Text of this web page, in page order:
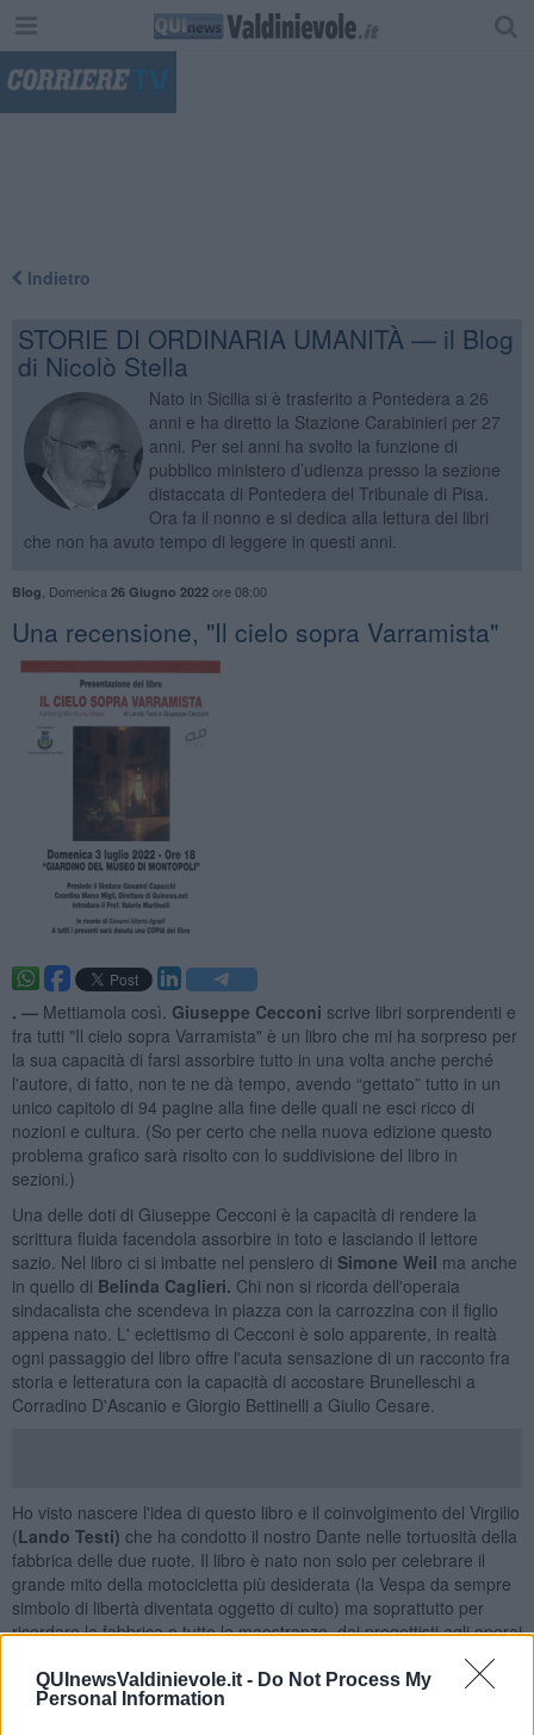
QUInewsValdinievole.it - Do Not Process My
Personal Information
Indietro
STORIE DI ORDINARIA UMANITÀ — il Blog
di Nicolò Stella
Nato in Sicilia si è trasferito a Pontedera a 26
anni e ha diretto la Stazione Carabinieri per 27
anni. Per sei anni ha svolto la funzione di
pubblico ministero d’udienza presso la sezione
distaccata di Pontedera del Tribunale di Pisa.
Ora fa il nonno e si dedica alla lettura dei libri
che non ha avuto tempo di leggere in questi anni.
Blog Domenica 26 Giugno 2022ore 08:00
Una recensione, "Il cielo sopra Varramista"
. — Mettiamola così. Giuseppe Cecconi scrive libri sorprendenti e
fra tutti "Il cielo sopra Varramista" è un libro che mi ha sorpreso per
la sua capacità di farsi assorbire tutto in una volta anche perché
l'autore, di fatto, non te ne dà tempo, avendo “gettato” tutto in un
unico capitolo di 94 pagine alla fine delle quali ne esci ricco di
nozioni e cultura. (So per certo che nella nuova edizione questo
problema grafico sarà risolto con lo suddivisione del libro in
sezioni.)
Una delle doti di Giuseppe Cecconi è la capacità di rendere la
scrittura fluida facendola assorbire in toto e lasciando il lettore
sazio. Nel libro ci si imbatte nel pensiero di Simone Weil ma anche
in quello di Belinda Caglieri. Chi non si ricorda dell'operaia
sindacalista che scendeva in piazza con la carrozzina con il figlio
appena nato. L' eclettismo di Cecconi è solo apparente, in realtà
ogni passaggio del libro offre l'acuta sensazione di un racconto fra
storia e letteratura con la capacità di accostare Brunelleschi a
Corradino D'Ascanio e Giorgio Bettinelli a Giulio Cesare.
Ho visto nascere l'idea di questo libro e il coinvolgimento del Virgilio
(Lando Testi) che ha condotto il nostro Dante nelle tortuosità della
fabbrica delle due ruote. Il libro è nato non solo per celebrare il
grande mito della motocicletta più desiderata (la Vespa da sempre
simbolo di libertà diventata oggetto di culto) ma soprattutto per
ricordare la fabbrica e tutte le maestranze, dai progettisti agli operai
della catena di montaggio e vuole essere soprattutto un omaggio a
Giovanni Alberto Agnelliper opporsi a quel tentativo strisciante di
emarginare la sua memoria anche attraverso la scomparsa dei